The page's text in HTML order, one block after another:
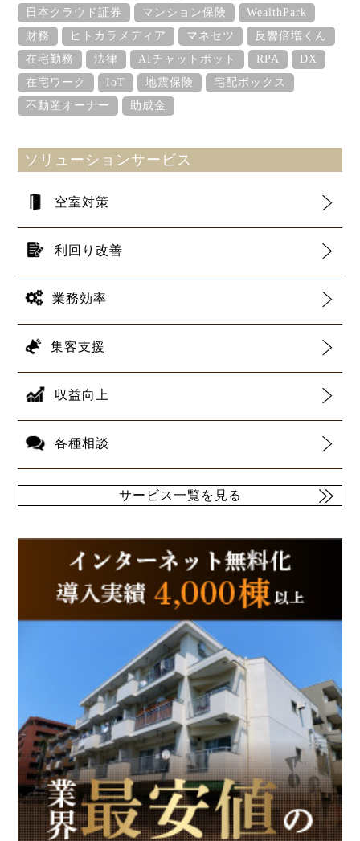
日本クラウド証券
マンション保険
WealthPark
財務
ヒトカラメディア マネセツ
反響倍増くん
在宅勤務
法律 AIチャットボット RPA
DX
在宅ワーク
IoT 地震保険
宅配ボックス
不動産オーナー
助成金
ソリューションサービス
空室対策
利回り改善
業務効率
集客支援
収益向上
各種相談
サービス一覧を見る